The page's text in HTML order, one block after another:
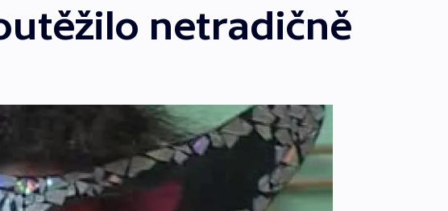
netradičně